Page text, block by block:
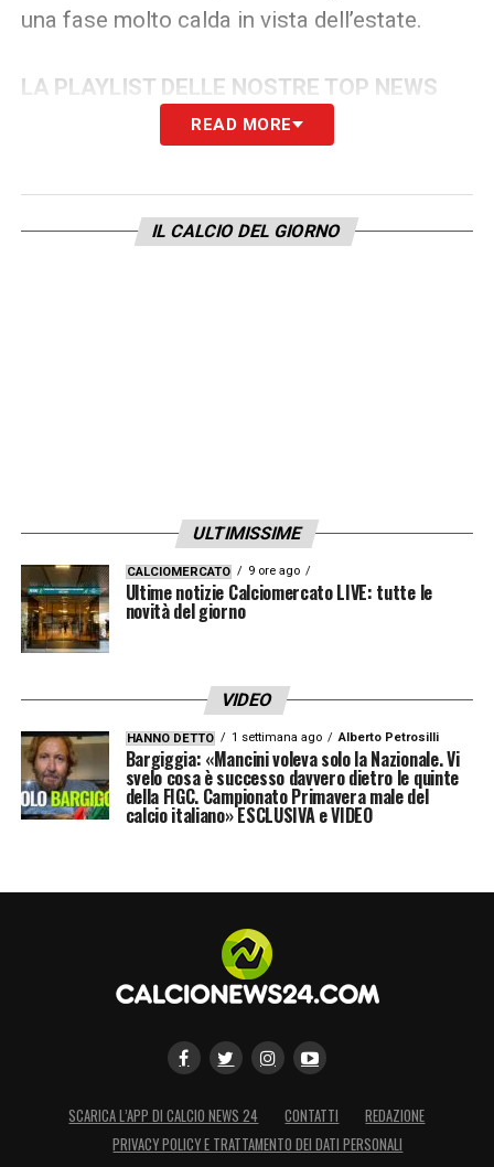
una fase molto calda in vista dell’estate.
LA PLAYLIST DELLE NOSTRE TOP NEWS
READ MORE
IL CALCIO DEL GIORNO
ULTIMISSIME
CALCIOMERCATO 9 ore ago
Ultime notizie Calciomercato LIVE: tutte le
novità del giorno
VIDEO
HANNO DETTO 1 settimana ago Alberto Petrosilli
Bargiggia: «Mancini voleva solo la Nazionale. Vi
svelo cosa è successo davvero dietro le quinte
della FIGC. Campionato Primavera male del
calcio italiano» ESCLUSIVA e VIDEO
SCARICA L’APP DI CALCIO NEWS 24 CONTATTI
REDAZIONE
PRIVACY POLICY E TRATTAMENTO DEI DATI PERSONALI